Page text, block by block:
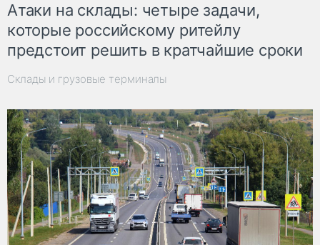
Атаки на склады: четыре задачи,
которые российскому ритейлу
предстоит решить в кратчайшие сроки
Склады и грузовые терминалы